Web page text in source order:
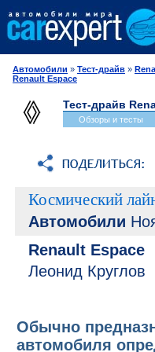
Автомобили » Тест-драйв »
Renault Espace
Тест-драйв
Обзоры и тесты
Космический
Автомобили
Renault Espace
Леонид Круглов
Обычно
автомобиля